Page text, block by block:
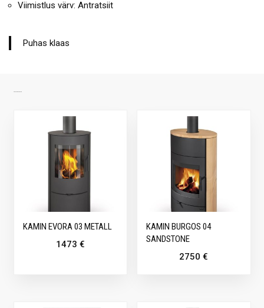
Viimistlus värv: Antratsiit
Puhas klaas
KAMIN EVORA 03 METALL
1473 €
KAMIN BURGOS 04
SANDSTONE
2750€